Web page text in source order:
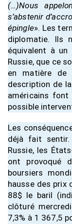
(…)Nous
s’abstenir
épingle». Les
diplomatie. Ils
équivalent à
Russie, que ce
en matière
description de
américains
possible
Les
déjà fait
Russie, les
ont provoqué
boursiers
hausse des prix
88$ le baril
clôturé
7,3% à 1 367,5